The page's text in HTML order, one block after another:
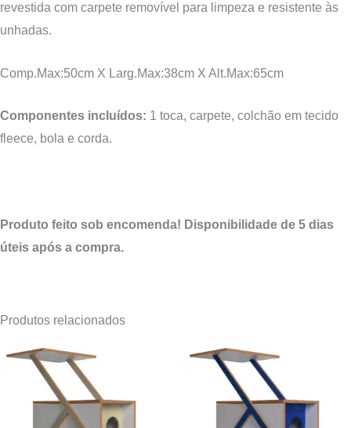
revestida com carpete removível para limpeza e resistente às
unhadas.
Comp.Max:50cm X Larg.Max:38cm X Alt.Max:65cm
Componentes incluídos: 1 toca, carpete, colchão em tecido
fleece, bola e corda.
Produto feito sob encomenda! Disponibilidade de 5 dias
úteis após a compra.
Produtos relacionados